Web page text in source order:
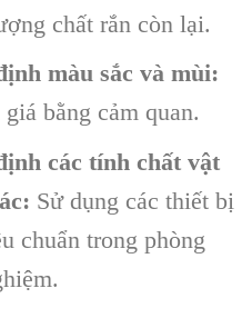
chất rắn còn lại.
màu sắc và mùi:
bằng cảm quan.
các tính chất vật
Sử dụng các thiết bị
chuẩn trong phòng